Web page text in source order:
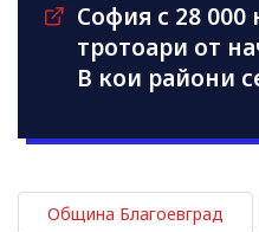
София с 28 000
тротоари от
В кои райони
Община Благоевград